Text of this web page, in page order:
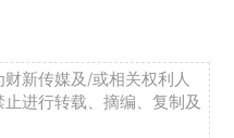
新传媒及/或相关权利人
进行转载、摘编、复制及